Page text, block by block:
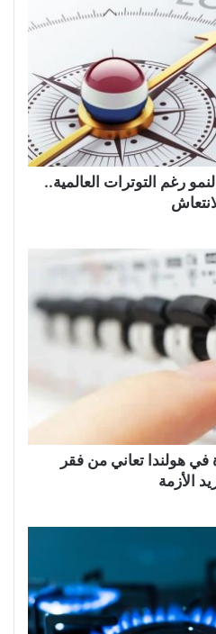
رغم التوترات العالمية..
هولندا تعاني من فقر
الأزمة